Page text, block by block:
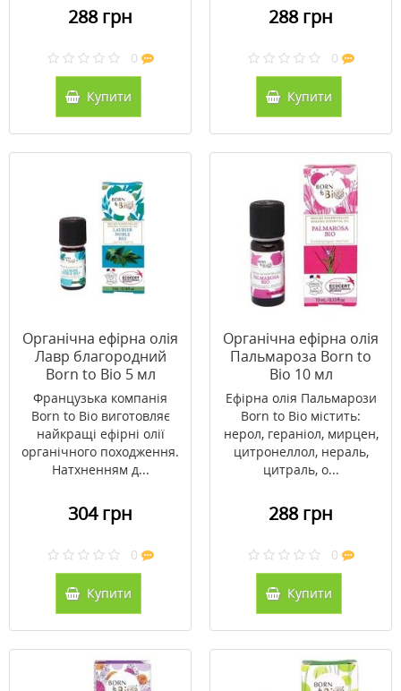
288 грн
0
Купити
288 грн
0
Купити
Органічна ефірна олія
Лавр благородний
Born to Bio 5 мл
Французька компанія
Born to Bio виготовляє
найкращі ефірні олії
органічного походження.
Натхненням д...
304 грн
0
Купити
Органічна ефірна олія
Пальмароза Born to
Bio 10 мл
Ефірна олія Пальмарози
Born to Bio містить:
нерол, гераніол, мирцен,
цитронеллол, нераль,
цитраль, о...
288 грн
0
Купити